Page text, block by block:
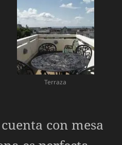
Terraza
con mesa